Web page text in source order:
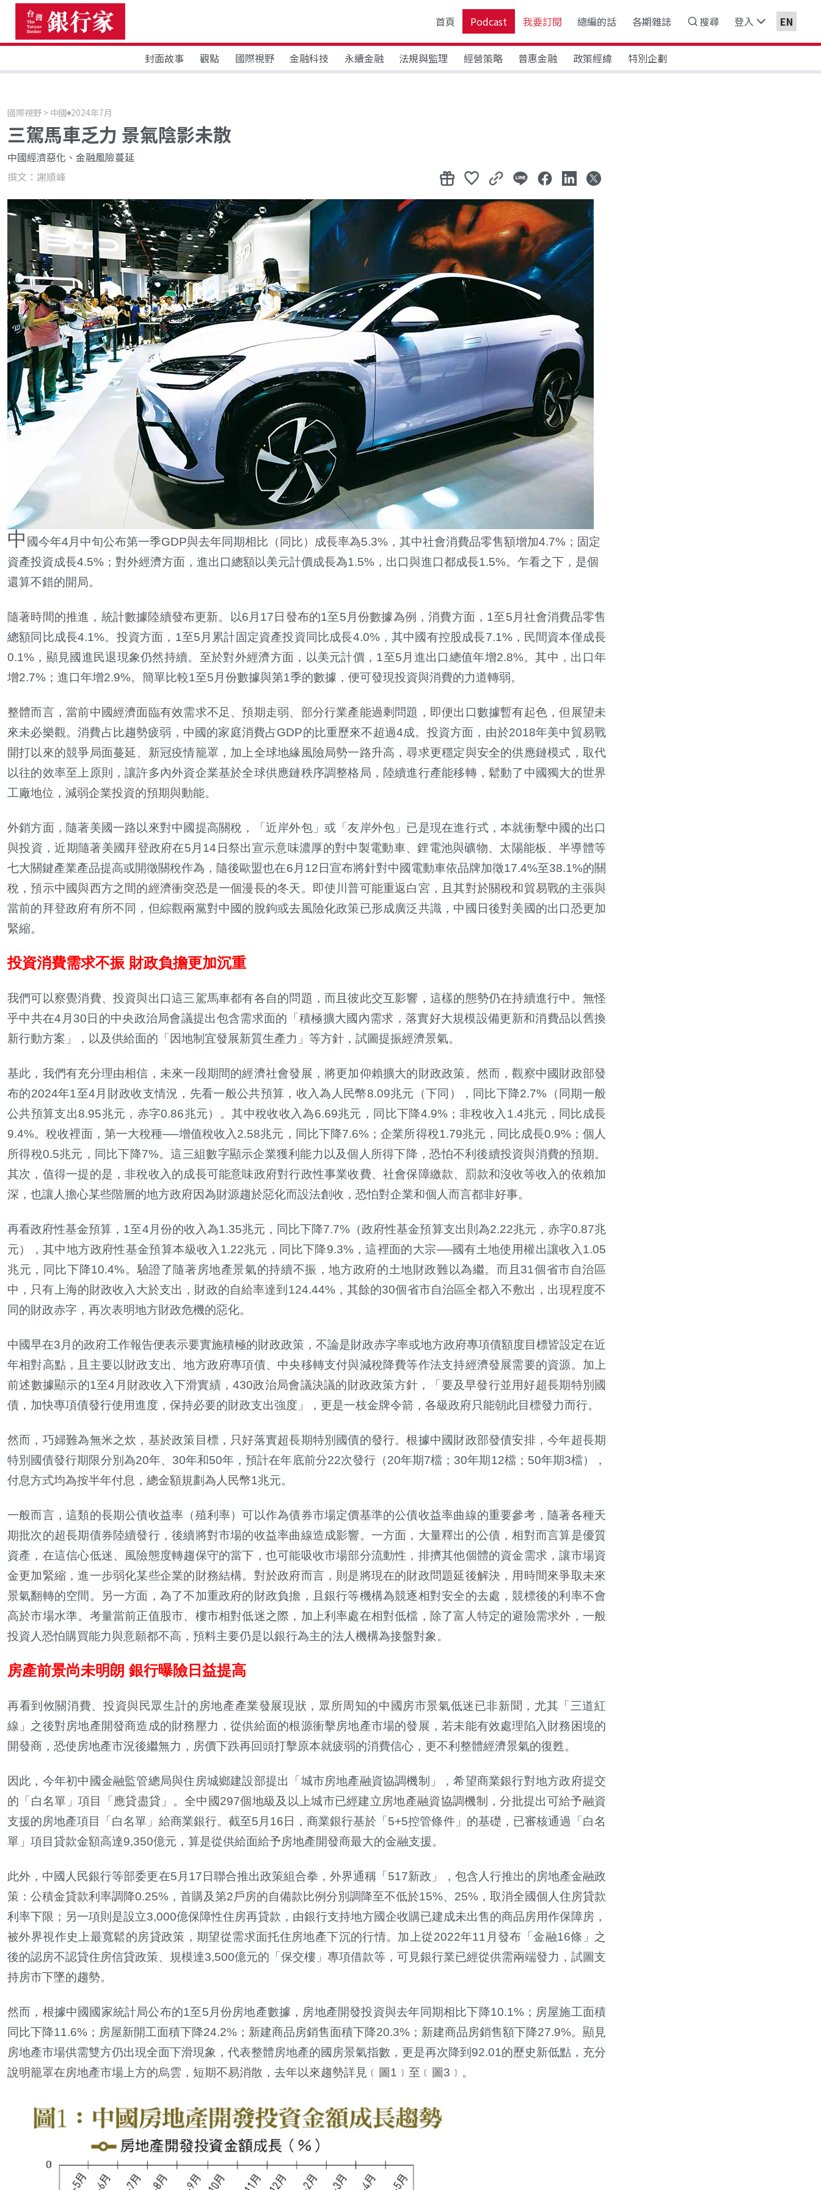
首頁 Podcast 我要訂閱 總編的話 各期雜誌 搜尋 登入 EN
封面故事 觀點 國際視野 金融科技 永續金融 法規與監理 經營策略 普惠金融 政策經緯 特別企劃
國際視野 > 中國 2024年7月
三駕馬車乏力 景氣陰影未散
中國經濟惡化、金融風險蔓延
撰文：謝順峰
中 國今年4 月中旬公布第一季GDP與去年同期相比（同比）成長率為5.3% ，其中社會消費品零售額增加4.7% ；固定
資產投資成長4.5% ；對外經濟方面，進出口總額以美元計價成長為1.5% ，出口與進口都成長1.5%。乍看之下，是個
還算不錯的開局。
隨著時間的推進，統計數據陸續發布更新。以6 月 17 日發布的1至5 月份數據為例，消費方面， 1至5 月社會消費品零售
總額同比成長4.1%。投資方面， 1至5 月累計固定資產投資同比成長4.0%，其中國有控股成長7.1%，民間資本僅成長
0.1% ，顯見國進民退現象仍然持續。至於對外經濟方面，以美元計價， 1至5 月進出口總值年增2.8%。其中，出口年
增2.7% ；進口年增2.9%。簡單比較1至5 月份數據與第1季的數據，便可發現投資與消費的力道轉弱。
整體而言，當前中國經濟面臨有效需求不足、預期走弱、部分行業產能過剩問題，即便出口數據暫有起色，但展望未
來未必樂觀。消費占比趨勢疲弱，中國的家庭消費占GDP的比重歷來不超過4成。投資方面，由於2018年美中貿易戰
開打以來的競爭局面蔓延、新冠疫情籠罩，加上全球地緣風險局勢一路升高，尋求更穩定與安全的供應鏈模式，取代
以往的效率至上原則，讓許多內外資企業基於全球供應鏈秩序調整格局，陸續進行產能移轉，鬆動了中國獨大的世界
工廠地位，減弱企業投資的預期與動能。
外銷方面，隨著美國一路以來對中國提高關稅，「近岸外包」或「友岸外包」已是現在進行式，本就衝擊中國的出口
與投資，近期隨著美國拜登政府在5 月 14 日祭出宣示意味濃厚的對中製電動車、鋰電池與礦物、太陽能板、半導體等
七大關鍵產業產品提高或開徵關稅作為，隨後歐盟也在6 月 12 日宣布將針對中國電動車依品牌加徵17.4%至38.1%的關
稅，預示中國與西方之間的經濟衝突恐是一個漫長的冬天。即使川普可能重返白宮，且其對於關稅和貿易戰的主張與
當前的拜登政府有所不同，但綜觀兩黨對中國的脫鉤或去風險化政策已形成廣泛共識，中國日後對美國的出口恐更加
緊縮。
投資消費需求不振 財政負擔更加沉重
我們可以察覺消費、投資與出口這三駕馬車都有各自的問題，而且彼此交互影響，這樣的態勢仍在持續進行中。無怪
乎中共在4 月 30 日的中央政治局會議提出包含需求面的「積極擴大國內需求，落實好大規模設備更新和消費品以舊換
新行動方案」，以及供給面的「因地制宜發展新質生產力」等方針，試圖提振經濟景氣。
基此，我們有充分理由相信，未來一段期間的經濟社會發展，將更加仰賴擴大的財政政策。然而，觀察中國財政部發
布的2024年1至4 月財政收支情況，先看一般公共預算，收入為人民幣8.09兆元（下同），同比下降2.7% （同期一般
公共預算支出8.95兆元，赤字0.86兆元）。其中稅收收入為6.69兆元，同比下降4.9%；非稅收入 1.4兆元，同比成長
9.4%。稅收裡面，第一大稅種──增值稅收入 2.58兆元，同比下降7.6% ；企業所得稅1.79兆元，同比成長0.9%；個人
所得稅0.5兆元，同比下降7%。這三組數字顯示企業獲利能力以及個人所得下降，恐怕不利後續投資與消費的預期。
其次，值得一提的是，非稅收入的成長可能意味政府對行政性事業收費、社會保障繳款、罰款和沒收等收入的依賴加
深，也讓人擔心某些階層的地方政府因為財源趨於惡化而設法創收，恐怕對企業和個人而言都非好事。
再看政府性基金預算， 1至4 月份的收入為1.35兆元，同比下降7.7% （政府性基金預算支出則為2.22兆元，赤字0.87兆
元），其中地方政府性基金預算本級收入 1.22兆元，同比下降9.3%，這裡面的大宗──國有土地使用權出讓收入 1.05
兆元，同比下降10.4%。驗證了隨著房地產景氣的持續不振，地方政府的土地財政難以為繼。而且 31個省市自治區
中，只有上海的財政收入大於支出，財政的自給率達到 124.44%，其餘的30個省市自治區全都入不敷出，出現程度不
同的財政赤字，再次表明地方財政危機的惡化。
中國早在3 月的政府工作報告便表示要實施積極的財政政策，不論是財政赤字率或地方政府專項債額度目標皆設定在近
年相對高點，且主要以財政支出、地方政府專項債、中央移轉支付與減稅降費等作法支持經濟發展需要的資源。加上
前述數據顯示的1至4 月財政收入下滑實績，430政治局會議決議的財政政策方針，「要及早發行並用好超長期特別國
債，加快專項債發行使用進度，保持必要的財政支出強度」，更是一枝金牌令箭，各級政府只能朝此目標發力而行。
然而，巧婦難為無米之炊，基於政策目標，只好落實超長期特別國債的發行。根據中國財政部發債安排，今年超長期
特別國債發行期限分別為20年、 30年和50年，預計在年底前分22次發行（20年期7檔； 30年期12檔； 50年期3檔），
付息方式均為按半年付息，總金額規劃為人民幣1兆元。
一般而言，這類的長期公債收益率（殖利率）可以作為債券市場定價基準的公債收益率曲線的重要參考，隨著各種天
期批次的超長期債券陸續發行，後續將對市場的收益率曲線造成影響。一方面，大量釋出的公債，相對而言算是優質
資產，在這信心低迷、風險態度轉趨保守的當下，也可能吸收市場部分流動性，排擠其他個體的資金需求，讓市場資
金更加緊縮，進一步弱化某些企業的財務結構。對於政府而言，則是將現在的財政問題延後解決，用時間來爭取未來
景氣翻轉的空間。另一方面，為了不加重政府的財政負擔，且銀行等機構為競逐相對安全的去處，競標後的利率不會
高於市場水準。考量當前正值股市、樓市相對低迷之際，加上利率處在相對低檔，除了富人特定的避險需求外，一般
投資人恐怕購買能力與意願都不高，預料主要仍是以銀行為主的法人機構為接盤對象。
房產前景尚未明朗 銀行曝險日益提高
再看到攸關消費、投資與民眾生計的房地產產業發展現狀，眾所周知的中國房市景氣低迷已非新聞，尤其「三道紅
線」之後對房地產開發商造成的財務壓力，從供給面的根源衝擊房地產市場的發展，若未能有效處理陷入財務困境的
開發商，恐使房地產市況後繼無力，房價下跌再回頭打擊原本就疲弱的消費信心，更不利整體經濟景氣的復甦。
因此，今年初中國金融監管總局與住房城鄉建設部提出「城市房地產融資協調機制」，希望商業銀行對地方政府提交
的「白名單」項目「應貸盡貸」。全中國297個地級及以上城市已經建立房地產融資協調機制，分批提出可給予融資
支援的房地產項目「白名單」給商業銀行。截至5 月 16 日，商業銀行基於「 5+5控管條件」的基礎，已審核通過「白名
單」項目貸款金額高達9,350億元，算是從供給面給予房地產開發商最大的金融支援。
此外，中國人民銀行等部委更在5 月 17 日聯合推出政策組合拳，外界通稱「 517新政」，包含人行推出的房地產金融政
策：公積金貸款利率調降0.25% ，首購及第2戶房的自備款比例分別調降至不低於15%、 25% ，取消全國個人住房貸款
利率下限；另一項則是設立3,000億保障性住房再貸款，由銀行支持地方國企收購已建成未出售的商品房用作保障房，
被外界視作史上最寬鬆的房貸政策，期望從需求面托住房地產下沉的行情。加上從2022年11 月發布「金融16條」之
後的認房不認貸住房信貸政策、規模達3,500億元的「保交樓」專項借款等，可見銀行業已經從供需兩端發力，試圖支
持房市下墜的趨勢。
然而，根據中國國家統計局公布的1至5 月份房地產數據，房地產開發投資與去年同期相比下降10.1%；房屋施工面積
同比下降11.6% ；房屋新開工面積下降24.2% ；新建商品房銷售面積下降20.3% ；新建商品房銷售額下降27.9%。顯見
房地產市場供需雙方仍出現全面下滑現象，代表整體房地產的國房景氣指數，更是再次降到 92.01的歷史新低點，充分
說明籠罩在房地產市場上方的烏雲，短期不易消散，去年以來趨勢詳見﹝圖1 ﹞至﹝圖3 ﹞。